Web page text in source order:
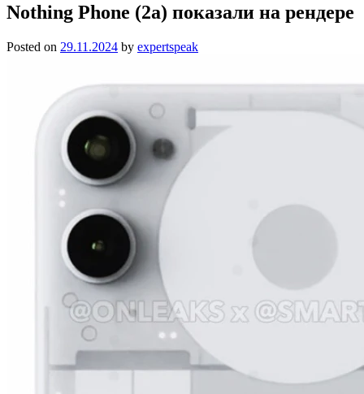
Nothing Phone (2a) показали на рендере
Posted on 29.11.2024 by expertspeak